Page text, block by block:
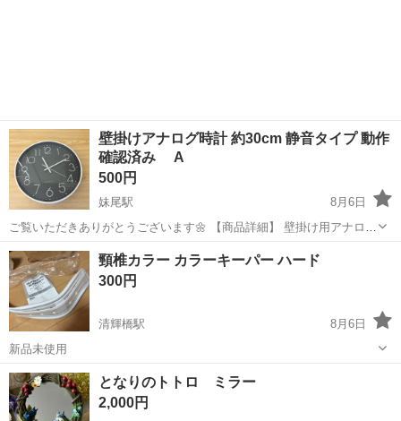
壁掛けアナログ時計 約30cm 静音タイプ 動作
確認済み A
500円
妹尾駅
8月6日
ご覧いただきありがとうございます🌼 【商品詳細】 壁掛け用アナログ
時計 直径：約30cm 針がカチカチ音のしない静音タイプです。 【状
態】 ・動作確認済み ・内側の一部に割れがあります ・使用に伴う
傷、汚れがあります ・...
岡山 岡山市 妹尾駅
頸椎カラー カラーキーパー ハード
300円
清輝橋駅
8月6日
新品未使用
岡山 岡山市 清輝橋駅
となりのトトロ ミラー
2,000円